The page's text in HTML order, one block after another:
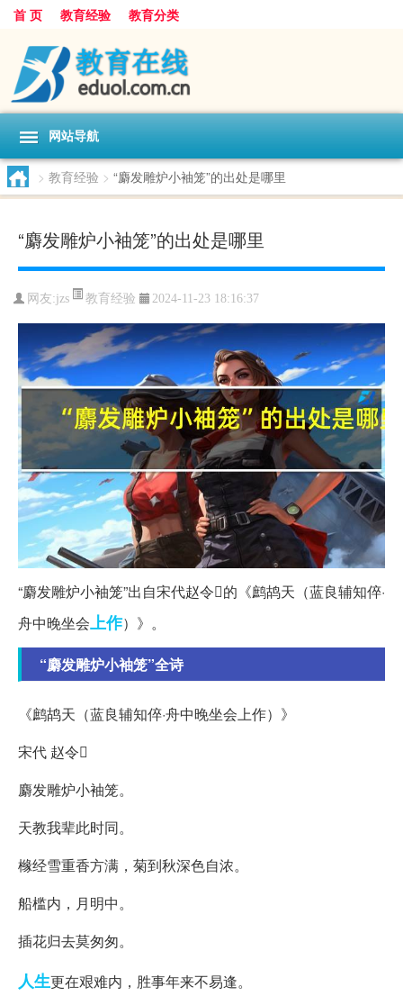
首 页 教育经验 教育分类
网站导航
> 教育经验 > “麝发雕炉小袖笼”的出处是哪里
“麝发雕炉小袖笼”的出处是哪里
网友:jzs 教育经验 2024-11-23 18:16:37
“麝发雕炉小袖笼”出自宋代赵令的《鹧鸪天（蓝良辅知倅·
舟中晚坐会上作）》。
“麝发雕炉小袖笼”全诗
《鹧鸪天（蓝良辅知倅·舟中晚坐会上作）》
宋代 赵令
麝发雕炉小袖笼。
天教我辈此时同。
橼经雪重香方满，菊到秋深色自浓。
船槛内，月明中。
插花归去莫匆匆。
人生更在艰难内，胜事年来不易逢。